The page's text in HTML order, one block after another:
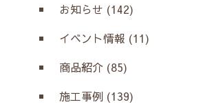
お知らせ (142)
イベント情報 (11)
商品紹介 (85)
施工事例 (139)